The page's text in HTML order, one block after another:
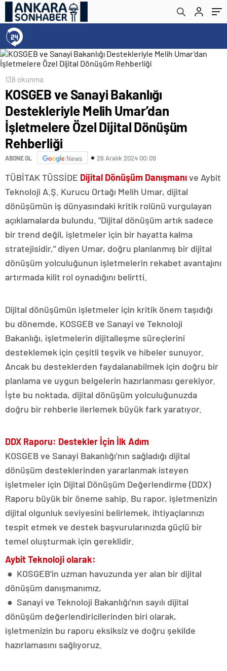
Dönüşüm Rehberliği
138 okunma
KOSGEB ve Sanayi Bakanlığı
Destekleriyle Melih Umar’dan
İşletmelere Özel Dijital Dönüşüm
Rehberliği
ABONE OL News 26 Aralık 2024 00:09
TÜBİTAK TÜSSİDE Dijital Dönüşüm Danışmanıve Aybit
Teknoloji A.Ş. Kurucu Ortağı Melih Umar, dijital
dönüşümün iş dünyasındaki kritik rolünü vurgulayan
açıklamalarda bulundu. "Dijital dönüşüm artık sadece
bir trend değil, işletmeler için bir hayatta kalma
stratejisidir," diyen Umar, doğru planlanmış bir dijital
dönüşüm yolculuğunun işletmelerin rekabet avantajını
artırmada kilit rol oynadığını belirtti.
Dijital dönüşümün işletmeler için kritik önem taşıdığı
bu dönemde, KOSGEB ve Sanayi ve Teknoloji
Bakanlığı, işletmelerin dijitalleşme süreçlerini
desteklemek için çeşitli teşvik ve hibeler sunuyor.
Ancak bu desteklerden faydalanabilmek için doğru bir
planlama ve uygun belgelerin hazırlanması gerekiyor.
İşte bu noktada, dijital dönüşüm yolculuğunuzda
doğru bir rehberle ilerlemek büyük fark yaratıyor.
DDX Raporu: Destekler İçin İlk Adım
KOSGEB ve Sanayi Bakanlığı'nın sağladığı dijital
dönüşüm desteklerinden yararlanmak isteyen
işletmeler için Dijital Dönüşüm Değerlendirme (DDX)
Raporu büyük bir öneme sahip. Bu rapor, işletmenizin
dijital olgunluk seviyesini belirlemek, ihtiyaçlarınızı
tespit etmek ve destek başvurularınızda güçlü bir
temel oluşturmak için gereklidir.
Aybit Teknoloji olarak:
● KOSGEB'in uzman havuzunda yer alan bir dijital
dönüşüm danışmanımız,
● Sanayi ve Teknoloji Bakanlığı'nın sayılı dijital
dönüşüm değerlendiricilerinden biri olarak,
işletmenizin bu raporu eksiksiz ve doğru şekilde
hazırlamasını sağlıyoruz.